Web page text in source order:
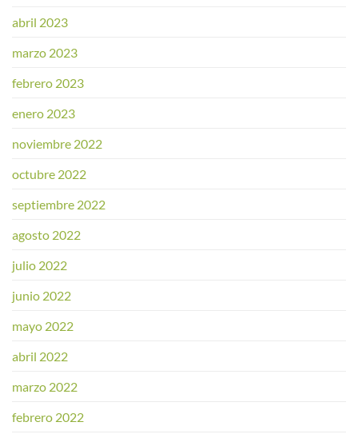
abril 2023
marzo 2023
febrero 2023
enero 2023
noviembre 2022
octubre 2022
septiembre 2022
agosto 2022
julio 2022
junio 2022
mayo 2022
abril 2022
marzo 2022
febrero 2022